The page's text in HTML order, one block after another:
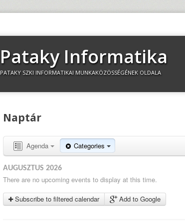
Pataky Informatika
PATAKY SZKI INFORMATIKAI MUNKAKÖZÖSSÉGÉNEK OLDALA
Naptár
Agenda Categories
AUGUSZTUS 2026
There are no upcoming events to display at this time.
Subscribe to filtered calendar Add to Google